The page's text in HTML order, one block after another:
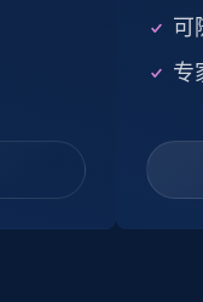
name,
可
专